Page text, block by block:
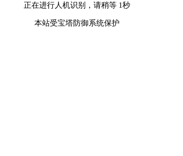
正在进行人机识别，请稍等 1秒
本站受宝塔防御系统保护